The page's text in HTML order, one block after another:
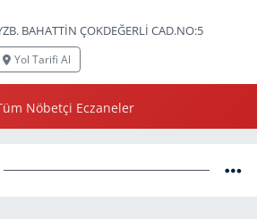
BAHATTİN ÇOKDEĞERLİ CAD.NO:5
Yol Tarifi Al
Nöbetçi Eczaneler